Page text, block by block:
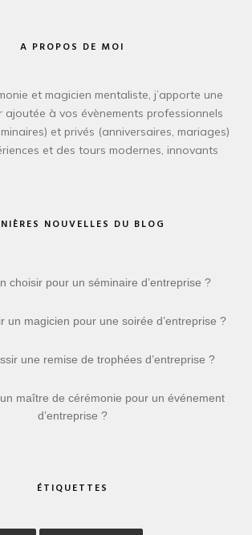
A PROPOS DE MOI
et magicien mentaliste, j’apporte une
ajoutée à vos évènements professionnels
et privés (anniversaires, mariages)
et des tours modernes, innovants
NOUVELLES DU BLOG
choisir pour un séminaire d’entreprise ?
un magicien pour une soirée d’entreprise ?
une remise de trophées d’entreprise ?
maître de cérémonie pour un événement
d’entreprise ?
ÉTIQUETTES